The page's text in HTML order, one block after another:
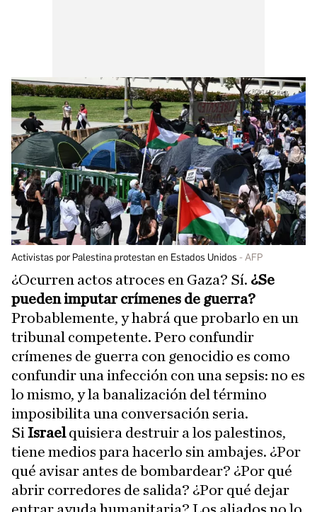
Activistas por Palestina protestan en Estados Unidos AFP
¿Ocurren actos atroces en Gaza? Sí. ¿Se
pueden imputar crímenes de guerra?
Probablemente, y habrá que probarlo en un
tribunal competente. Pero confundir
crímenes de guerra con genocidio es como
confundir una infección con una sepsis: no es
lo mismo, y la banalización del término
imposibilita una conversación seria.
Si Israelquisiera destruir a los palestinos,
tiene medios para hacerlo sin ambajes. ¿Por
qué avisar antes de bombardear? ¿Por qué
abrir corredores de salida? ¿Por qué dejar